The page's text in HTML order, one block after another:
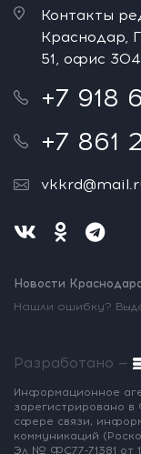
Контакты
Краснодар,
51, офис 304
+7 918
+7 861
Новости
Нашли ошибку?
Разработано —
Информационное
зарегистрировано в
сфере связи,
коммуникаций
Эл № ФС77-71381 от